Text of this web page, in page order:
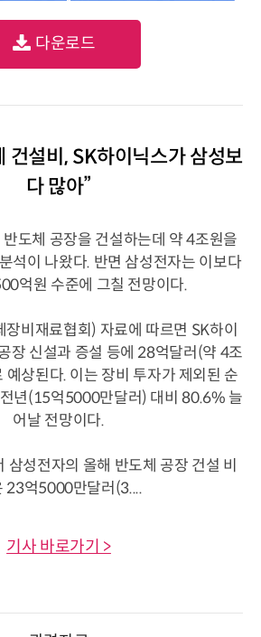
다운로드
건설비, SK하이닉스가 삼성보
다 많아”
도체 공장을 건설하는데 약 4조원을
석이 나왔다. 반면 삼성전자는 이보다
억원 수준에 그칠 전망이다.
비재료협회) 자료에 따르면 SK하이
장 신설과 증설 등에 28억달러(약 4조
예상된다. 이는 장비 투자가 제외된 순
년(15억5000만달러) 대비 80.6% 늘
어날 전망이다.
삼성전자의 올해 반도체 공장 건설 비
23억5000만달러(3....
기사 바로가기 >